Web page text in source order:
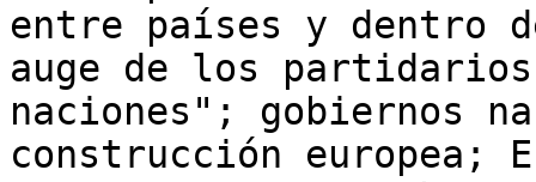
entre países y dentro
auge de los
naciones"; gobiernos
construcción europea;